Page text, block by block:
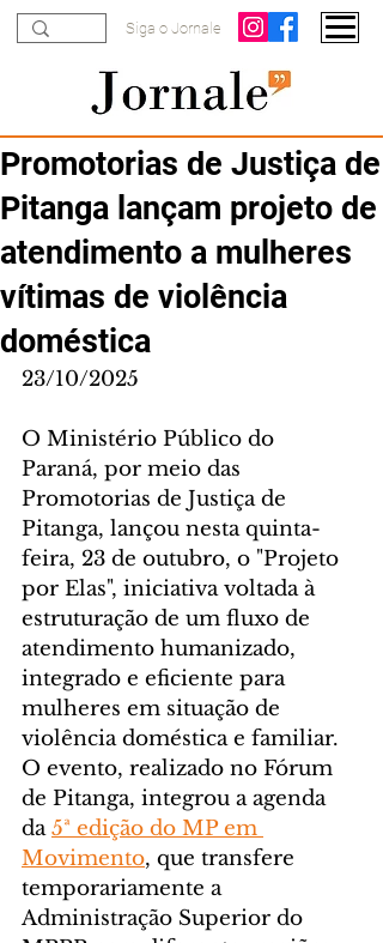
Siga o Jornale
Promotorias de Justiça de
Pitanga lançam projeto de
atendimento a mulheres
vítimas de violência
doméstica
23/10/2025
O Ministério Público do
Paraná, por meio das
Promotorias de Justiça de
Pitanga, lançou nesta quinta-
feira, 23 de outubro, o "Projeto
por Elas", iniciativa voltada à
estruturação de um fluxo de
atendimento humanizado,
integrado e eficiente para
mulheres em situação de
violência doméstica e familiar.
O evento, realizado no Fórum
de Pitanga, integrou a agenda
da 5ª edição do MP em
Movimento, que transfere
temporariamente a
Administração Superior do